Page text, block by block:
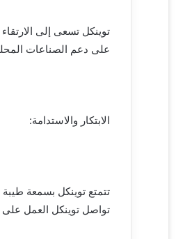
توينكل تسعى إلى
على دعم الصناعات
الابتكار والاستدامة:
تتمتع توينكل بسمعة
تواصل توينكل العمل على